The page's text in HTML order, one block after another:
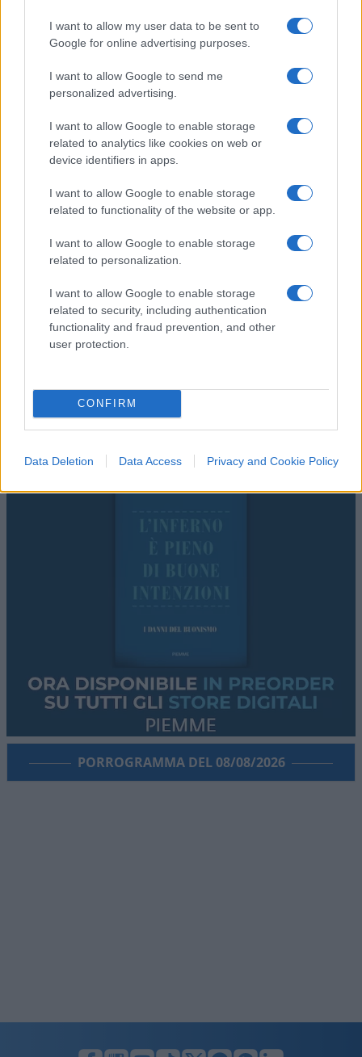
I want to allow my user data to be sent to
Google for online advertising purposes.
I want to allow Google to send me
personalized advertising.
I want to allow Google to enable storage
related to analytics like cookies on web or
device identifiers in apps.
I want to allow Google to enable storage
related to functionality of the website or app.
I want to allow Google to enable storage
related to personalization.
I want to allow Google to enable storage
related to security, including authentication
functionality and fraud prevention, and other
user protection.
CONFIRM
Data Deletion Data Access Privacy and Cookie Policy
sbarcano in Europa col barcone"
PORROGRAMMA DEL 08/08/2026